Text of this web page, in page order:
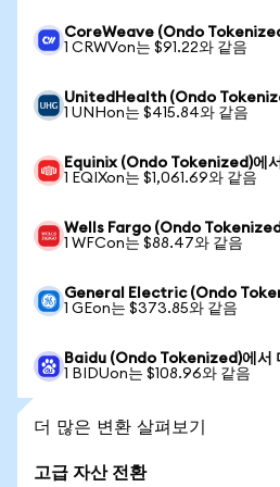
CoreWeave (Ondo
1 CRWVon는 $91.22와 같음
UnitedHealth (Ondo
1 UNHon는 $415.84와 같음
Equinix (Ondo Tokenized)에
1 EQIXon는 $1,061.69와 같음
Wells Fargo (Ondo
1 WFCon는 $88.47와 같음
General Electric (Ondo
1 GEon는 $373.85와 같음
Baidu (Ondo Tokenized)에서
1 BIDUon는 $108.96와 같음
더 많은 변환 살펴보기
고급 자산 전환